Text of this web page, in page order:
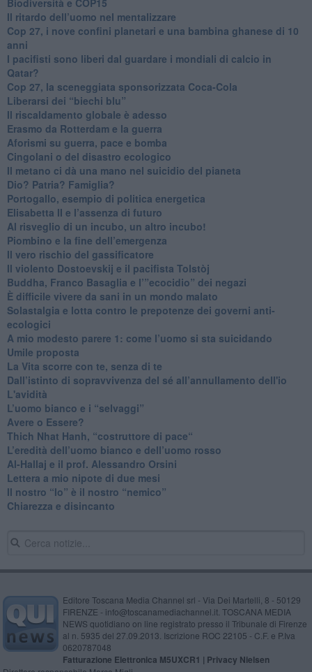
​Il ritardo dell’uomo nel mentalizzare
​Cop 27, i nove confini planetari e una bambina ghanese di 10
anni
​I pacifisti sono liberi dal guardare i mondiali di calcio in
Qatar?
​Cop 27, la sceneggiata sponsorizzata Coca-Cola
​Liberarsi dei “biechi blu”
Il riscaldamento globale è adesso
​Erasmo da Rotterdam e la guerra
​Aforismi su guerra, pace e bomba
Cingolani o del disastro ecologico
​Il metano ci dà una mano nel suicidio del pianeta
​Dio? Patria? Famiglia?
Portogallo, esempio di politica energetica
​Elisabetta II e l’assenza di futuro
Al risveglio di un incubo, un altro incubo!
​Piombino e la fine dell’emergenza
​Il vero rischio del gassificatore
​Il violento Dostoevskij e il pacifista Tolstòj
​Buddha, Franco Basaglia e l’”ecocidio” dei negazi
​È difficile vivere da sani in un mondo malato
Solastalgia e lotta contro le prepotenze dei governi anti-
ecologici
​A mio modesto parere 1: come l’uomo si sta suicidando
​Umile proposta
​La Vita scorre con te, senza di te
​Dall’istinto di sopravvivenza del sé all’annullamento dell'io
L'avidità
​L’uomo bianco e i “selvaggi”
​Avere o Essere?
​Thich Nhat Hanh, “costruttore di pace“
​L’eredità dell’uomo bianco e dell’uomo rosso
Al-Hallaj e il prof. Alessandro Orsini
​Lettera a mio nipote di due mesi
​Il nostro “Io” è il nostro “nemico”
​Chiarezza e disincanto
Editore Toscana Media Channel srl - Via Dei Martelli, 8 - 50129
FIRENZE - info@toscanamediachannel.it. TOSCANA MEDIA
NEWS quotidiano on line registrato presso il Tribunale di Firenze
al n. 5935 del 27.09.2013. Iscrizione ROC 22105 - C.F. e P.Iva
0620787048
Fatturazione Elettronica M5UXCR1 | Privacy Nielsen